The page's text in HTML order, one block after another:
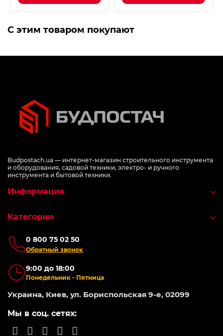
С этим товаром покупают
Budpostach.ua — интернет-магазин строительного инструмента
и оборудования, садовой техники, электро- и ручного
инструмента и бытовой техники.
0 800 75 02 50
Обратный звонок
9:00 до 18:00
Понедельник - Пятница
Украина, Киев, ул. Бориспольская 9-е, 02099
Мы в соц. сетях:
Информация
Категории